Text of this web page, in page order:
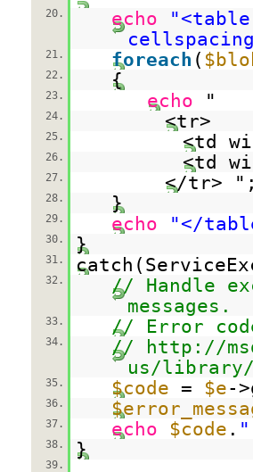
20.
echo
21. foreach (
22. {
23. echo "
24. <tr>
25. <td
26. <td
27. </tr>
28. }
29. echo "</
30. }
31.
32.
// Handle
messages.
33. // Error
34. // http://
us/library/
35. $code = $e-
36.
37. echo $code .
38. }
39.